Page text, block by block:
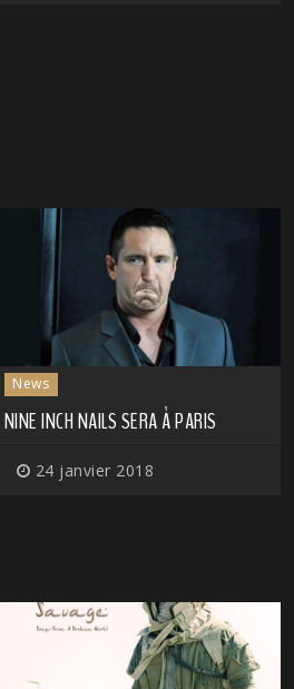
News
NINE INCH NAILS SERA À PARIS
24 janvier 2018